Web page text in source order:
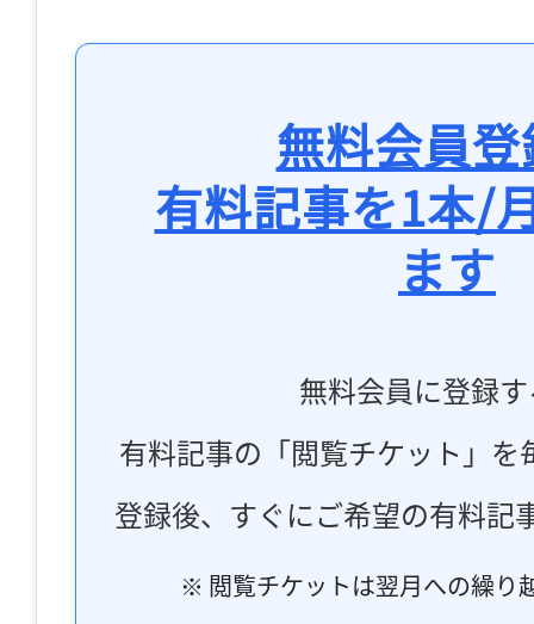
無料会員
有料記事を1本/
ます
無料会員に登録
有料記事の「閲覧チケット」
登録後、すぐにご希望の有料記
※ 閲覧チケットは翌月への繰り